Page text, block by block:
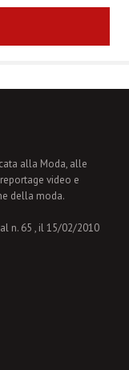
alla Moda, alle
video e
della moda.
n. 65 , il 15/02/2010